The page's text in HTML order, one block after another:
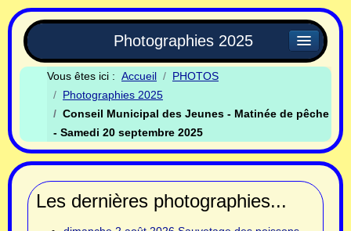
Photographies 2025
Vous êtes ici : Accueil
PHOTOS
Photographies 2025
Conseil Municipal des Jeunes - Matinée de pêche
- Samedi 20 septembre 2025
Les dernières photographies...